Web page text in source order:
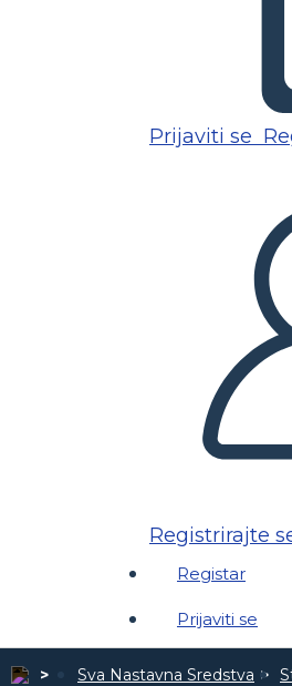
Prijaviti se
Registrirajte
Registar
Prijaviti se
Sva Nastavna Sredstva